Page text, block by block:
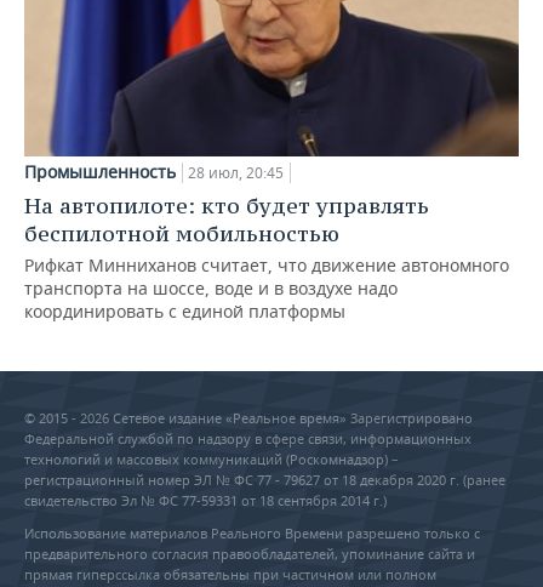
Промышленность 28 июл, 20:45
На автопилоте: кто будет управлять
беспилотной мобильностью
Рифкат Минниханов считает, что движение автономного
транспорта на шоссе, воде и в воздухе надо
координировать с единой платформы
© 2015 - 2026 Сетевое издание «Реальное время» Зарегистрировано
Федеральной службой по надзору в сфере связи, информационных
технологий и массовых коммуникаций (Роскомнадзор) –
регистрационный номер ЭЛ № ФС 77 - 79627 от 18 декабря 2020 г. (ранее
свидетельство Эл № ФС 77-59331 от 18 сентября 2014 г.)
Использование материалов Реального Времени разрешено только с
предварительного согласия правообладателей, упоминание сайта и
прямая гиперссылка обязательны при частичном или полном